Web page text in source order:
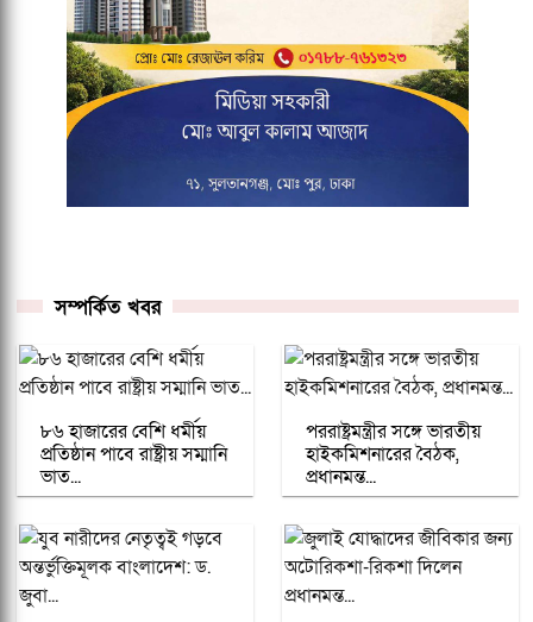
সম্পর্কিত খবর
৮৬ হাজারের বেশি ধর্মীয়
প্রতিষ্ঠান পাবে রাষ্ট্রীয় সম্মানি
ভাত...
পররাষ্ট্রমন্ত্রীর সঙ্গে ভারতীয়
হাইকমিশনারের বৈঠক,
প্রধানমন্ত...